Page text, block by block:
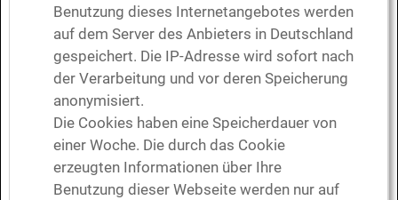
Benutzung dieses Internetangebotes werden
auf dem Server des Anbieters in Deutschland
gespeichert. Die IP-Adresse wird sofort nach
der Verarbeitung und vor deren Speicherung
anonymisiert.
Die Cookies haben eine Speicherdauer von
einer Woche. Die durch das Cookie
erzeugten Informationen über Ihre
Benutzung dieser Webseite werden nur auf